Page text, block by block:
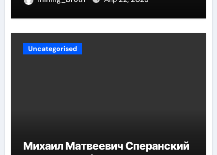
Uncategorised
Михаил Матвеевич Сперанский